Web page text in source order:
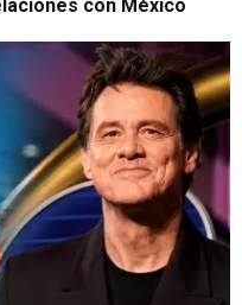
con México